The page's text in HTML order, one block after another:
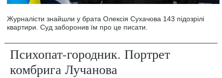
Журналісти знайшли у брата Олексія Сухачова 143 підозрілі
квартири. Суд заборонив їм про це писати.
Психопат-городник. Портрет
комбрига Лучанова